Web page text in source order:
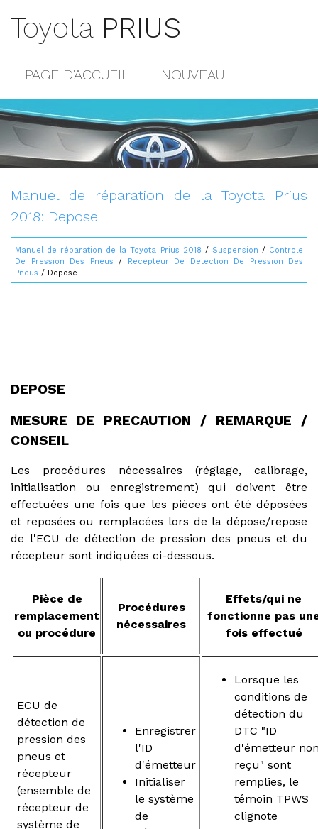
Toyota PRIUS
PAGE D'ACCUEIL NOUVEAU
POPULAIRE
CONTACTS
Manuel de réparation de la Toyota Prius
2018: Depose
Manuel de réparation de la Toyota Prius 2018 / Suspension / Controle
De Pression Des Pneus /
Recepteur De Detection De Pression Des
Pneus / Depose
DEPOSE
MESURE DE PRECAUTION / REMARQUE /
CONSEIL
Les procédures nécessaires (réglage, calibrage,
initialisation ou enregistrement) qui doivent être
effectuées une fois que les pièces ont été déposées
et reposées ou remplacées lors de la dépose/repose
de l'ECU de détection de pression des pneus et du
récepteur sont indiquées ci-dessous.
Pièce de
remplacement
ou procédure
Procédures
nécessaires
Effets/qui ne
fonctionne pas
fois effectué
ECU de
détection de
pression des
pneus et
récepteur
(ensemble de
récepteur de
système de
Enregistrer
l'ID
d'émetteur
Initialiser
le système
de
Lorsque les
conditions de
détection du
DTC "ID
d'émetteur
reçu" sont
remplies, le
témoin TPWS
clignote